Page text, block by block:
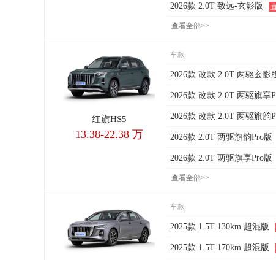
2026款 2.0T 致远-玄影版
查看全部>>
红旗HS5
13.38-22.38 万
车款
2026款 改款 2.0T 两驱玄影
2026款 改款 2.0T 两驱旗享
2026款 改款 2.0T 两驱旗韵
2026款 2.0T 两驱旗韵Pro版
2026款 2.0T 两驱旗享Pro版
查看全部>>
车款
2025款 1.5T 130km 超混版
2025款 1.5T 170km 超混版